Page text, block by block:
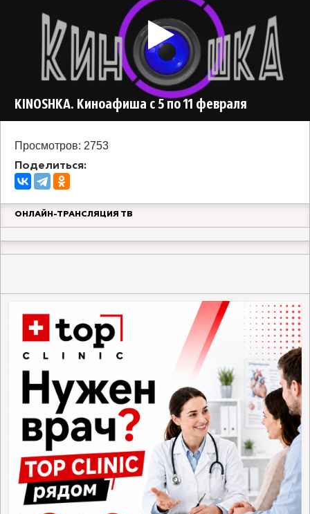
KINOSHKA. Киноафиша с 5 по 11 февраля
Просмотров: 2753
Поделиться:
ОНЛАЙН-ТРАНСЛЯЦИЯ ТВ